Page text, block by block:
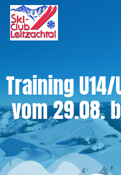
Training U14/
vom 29.08.